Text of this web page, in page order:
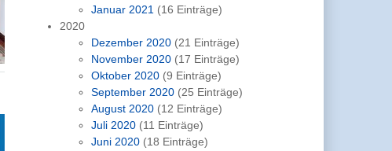
Januar 2021 (16 Einträge)
2020
Dezember 2020 (21 Einträge)
November 2020 (17 Einträge)
Oktober 2020 (9 Einträge)
September 2020 (25 Einträge)
August 2020 (12 Einträge)
Juli 2020 (11 Einträge)
Juni 2020 (18 Einträge)